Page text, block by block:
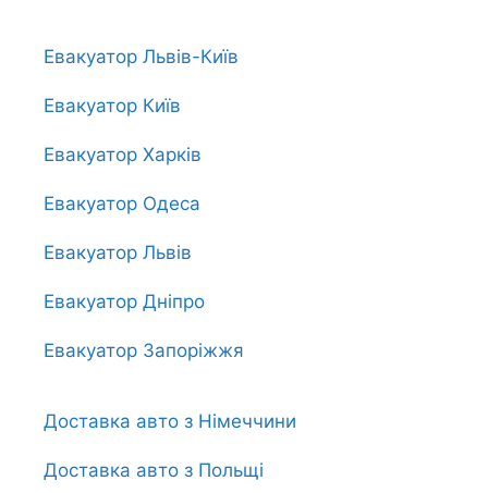
Евакуатор Львів-Київ
Евакуатор Київ
Евакуатор Харків
Евакуатор Одеса
Евакуатор Львів
Евакуатор Дніпро
Евакуатор Запоріжжя
Доставка авто з Німеччини
Доставка авто з Польщі